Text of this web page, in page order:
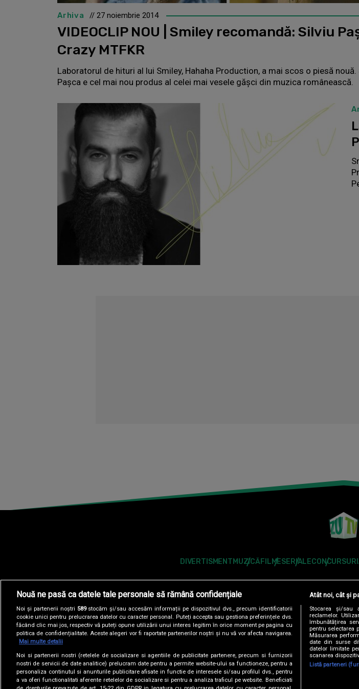
Arhiva // 27 noiembrie 2014
VIDEOCLIP NOU | Smiley recomandă: Silviu
Crazy MTFKR
Laboratorul de hituri al lui Smiley, Hahaha Production, a mai scos o piesă nouă.
Paşca e cel mai nou produs al celei mai vesele găşci din muzica românească.
DIVERTISMENT MUZICĂFILMESERIALECONCURSURI
Follow us:
POLITICA DE COOKIESPOLITICA DE CONFIDENTIALITATEANTENA TV GROUP S.A.
SITE-URI ANTENA GROUPA1.ROANTENASTARS.ROAS.ROCATINE.RO
Nouă ne pasă ca datele tale personale să rămână confidențiale
Noi și partenerii noștri 589stocăm și/sau accesăm informații pe dispozitivul dvs., precum identificatorii
cookie unici pentru prelucrarea datelor cu caracter personal. Puteți accepta sau gestiona preferințele dvs.
făcând clic mai jos, respectiv vă puteți opune utilizării unui interes legitim în orice moment pe pagina cu
politica de confidențialitate. Aceste alegeri vor fi raportate partenerilor noștri și nu vă vor afecta navigarea.
Mai multe detalii
Noi si partenerii nostri (retelele de socializare si agentiile de publicitate partenere, precum si furnizorii
nostri de servicii de date analitice) prelucram date pentru a permite website-ului sa functioneze, pentru a
personaliza continutul si anunturile publicitare afisate in functie de interesele si/sau profilul dvs., pentru
a va oferi functionalitati aferente retelelor de socializare si pentru a analiza traficul pe website. Beneficiati
Atât noi, cât și
Stocarea și/sau
reclamelor.
îmbunătățirea
pentru selectarea
Măsurarea
date din surse
datelor limitate
scanarea
Listă parteneri